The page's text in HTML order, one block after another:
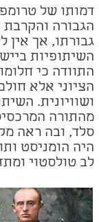
דמותו של
הגבורה והקרבת
גבורתו, אך אין
השיתופיות
התוודה כי
הציוני אלא
ושוויונית.
מהתורה
סלד, ובה ראה
היה הומניסט
לב טולסטוי